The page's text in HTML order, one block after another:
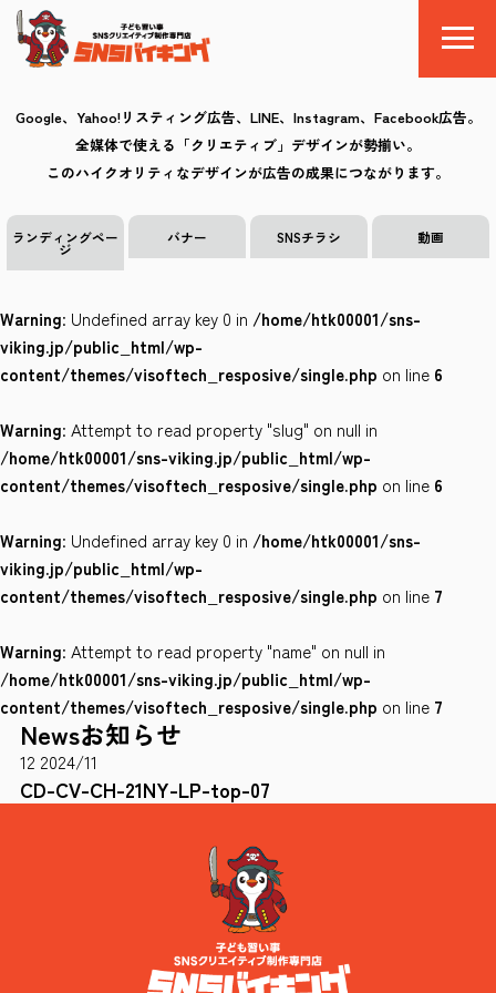
SNSバイキングとは
料金
制作の流れ
クリエイティブ
お気に入り
会社案内
サイトポリシー
0120-78-8169
［受付時間］ 9：00～18：00 ※土・日・祝祭日・年末年始は除く
お問い合わせはこちら
Google、Yahoo!リスティング広告、LINE、Instagram、Facebook広告。
全媒体で使える「クリエティブ」デザインが勢揃い。
このハイクオリティなデザインが広告の成果につながります。
ランディングペー
ジ
バナー SNSチラシ 動画
Warning: Undefined array key 0 in /home/htk00001/sns-
viking.jp/public_html/wp-
content/themes/visoftech_resposive/single.php on line 6
Warning: Attempt to read property "slug" on null in
/home/htk00001/sns-viking.jp/public_html/wp-
content/themes/visoftech_resposive/single.php on line 6
Warning: Undefined array key 0 in /home/htk00001/sns-
viking.jp/public_html/wp-
content/themes/visoftech_resposive/single.php on line 7
Warning: Attempt to read property "name" on null in
/home/htk00001/sns-viking.jp/public_html/wp-
content/themes/visoftech_resposive/single.php on line 7
Newsお知らせ
12 2024/11
CD-CV-CH-21NY-LP-top-07